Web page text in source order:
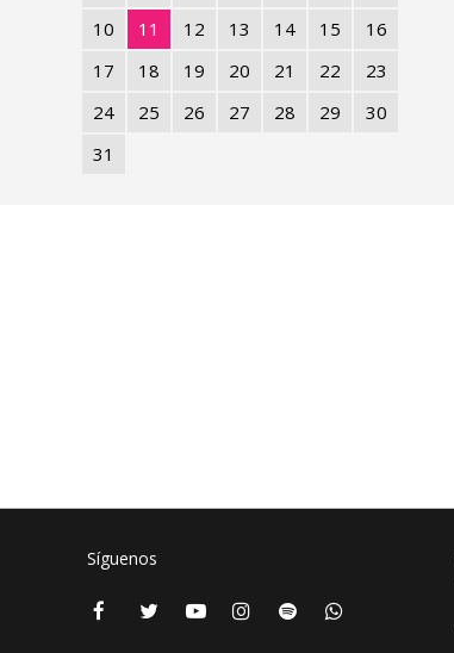
10
11 12 13 14 15
16
17
18 19 20 21 22
23
24
25 26 27 28 29
30
31
Síguenos